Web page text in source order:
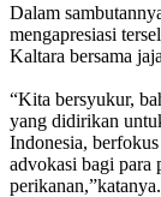
Dalam
mengapresiasi
Kaltara bersama
“Kita bersyukur,
yang didirikan
Indonesia,
advokasi bagi para
perikanan,”katanya.